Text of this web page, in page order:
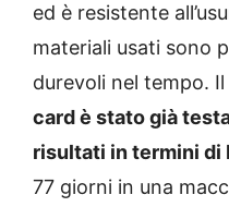
ed è resistente
materiali usati sono
durevoli nel tempo.
card è stato già
risultati in termini di
77 giorni in una